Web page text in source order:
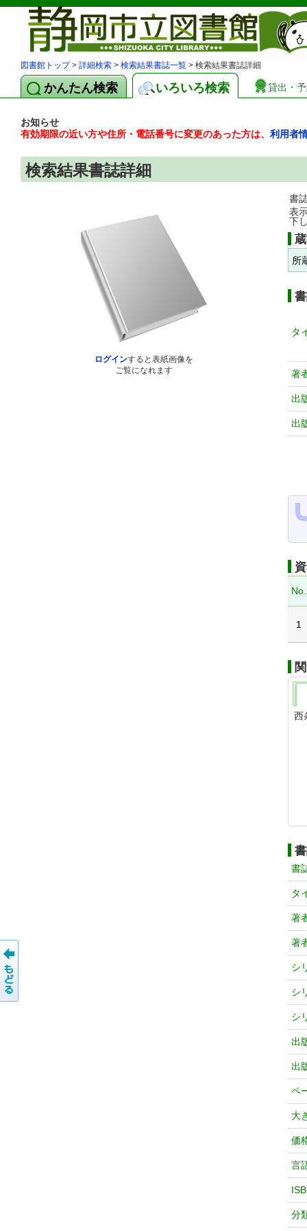
図書館トップ> 詳細検索 > 検索結果書誌一覧 > 検索結果書誌詳細
かんたん検索 いろいろ検索 貸出・
お知らせ
有効期限の近い方や住所・電話番号に変更のあった方は、 利用者
検索結果書誌詳細
ログインすると表紙画像を
ご覧になれます
書
表
下
所
タ
著
出
出
No.
1
西
書
タ
著
著
シ
シ
シ
出
出
ペ
大
価
言
分